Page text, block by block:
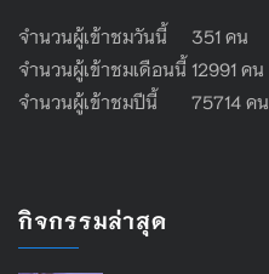
จำนวนผู้เข้าชมวันนี้ 351 คน
จำนวนผู้เข้าชมเดือนนี้ 12991 คน
จำนวนผู้เข้าชมปีนี้ 75714 คน
กิจกรรมล่าสุด